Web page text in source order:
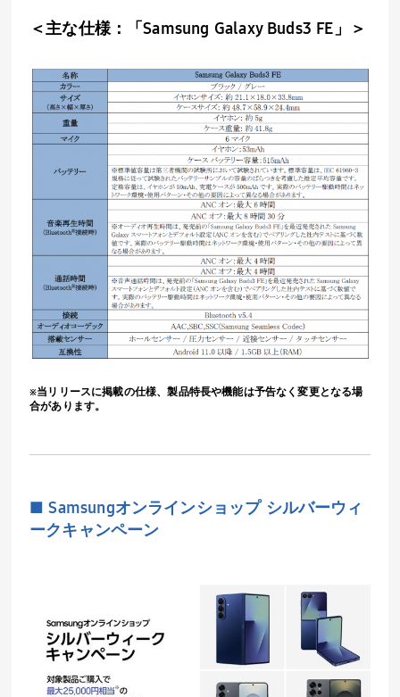
＜主な仕様：「Samsung Galaxy Buds3 FE 」＞
※当リリースに掲載の仕様、製品特長や機能は予告なく変更となる場
合があります。
■ Samsungオンラインショップ シルバーウィ
ークキャンペーン